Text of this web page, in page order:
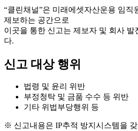
“클린채널”은 미래에셋자산운용 임직
제보하는 공간으로
이곳을 통한 신고는 제보자 및 회사 발
다.
신고 대상 행위
법령 및 윤리 위반
부정청탁 및 금품 수수 등 위반
기타 위법부당행위 등
※ 신고내용은 IP추적 방지시스템을